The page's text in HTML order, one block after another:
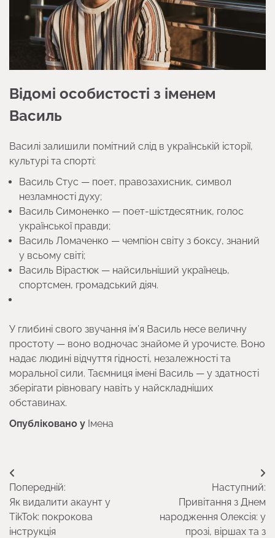
Відомі особистості з іменем
Василь
Василі залишили помітний слід в українській історії,
культурі та спорті:
Василь Стус — поет, правозахисник, символ
незламності духу;
Василь Симоненко — поет-шістдесятник, голос
української правди;
Василь Ломаченко — чемпіон світу з боксу, знаний
у всьому світі;
Василь Вірастюк — найсильніший українець,
спортсмен, громадський діяч.
У глибині свого звучання ім’я Василь несе величну
простоту — воно водночас знайоме й урочисте. Воно
надає людині відчуття гідності, незалежності та
моральної сили. Таємниця імені Василь — у здатності
зберігати рівновагу навіть у найскладніших
обставинах.
Опубліковано у Імена
Навігація
записів
Попередній:
Як видалити акаунт у
TikTok: покрокова
інструкція
Наступний:
Привітання з Днем
народження Олексія: у
прозі, віршах та з